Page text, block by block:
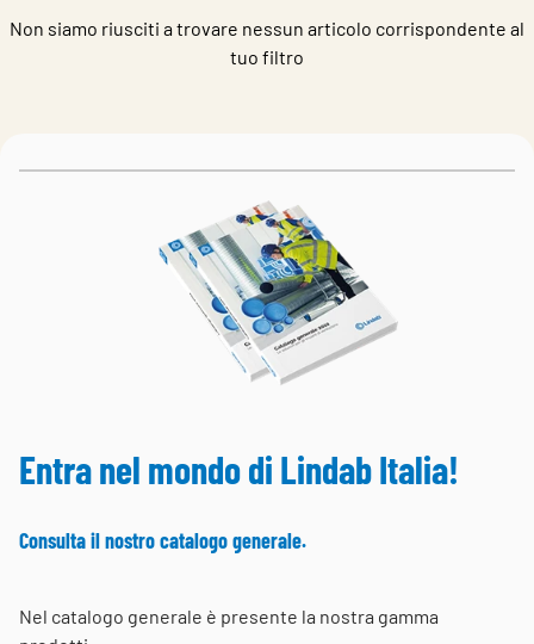
Non siamo riusciti a trovare nessun articolo corrispondente al
tuo filtro
Entra nel mondo di Lindab Italia!
Consulta il nostro catalogo generale.
Nel catalogo generale è presente la nostra gamma